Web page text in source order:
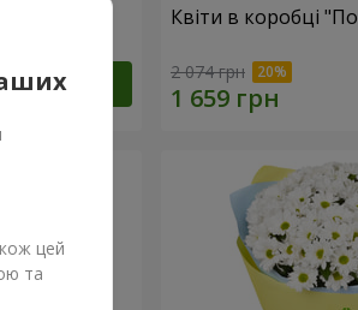
Замовити
Квіти в коробці
2 074 грн
цей
та